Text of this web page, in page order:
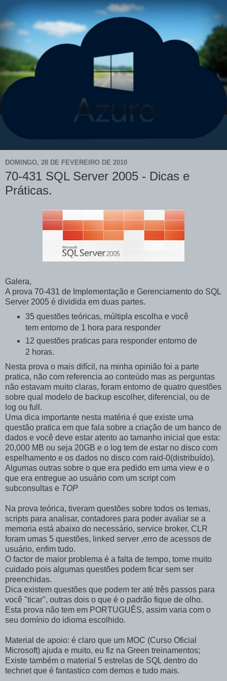
DOMINGO, 28 DE FEVEREIRO DE 2010
70-431 SQL Server 2005 - Dicas e
Práticas.
Galera,
A prova 70-431 de Implementação e Gerenciamento do SQL
Server 2005 é dividida em duas partes.
35 questões teóricas, múltipla escolha e você
tem entorno de 1 hora para responder
12 questões praticas para responder entorno de
2 horas.
Nesta prova o mais difícil, na minha opinião foi a parte
pratica, não com referencia ao conteúdo mas as perguntas
não estavam muito claras, foram entorno de quatro questões
sobre qual modelo de backup escolher, diferencial, ou de
log ou full .
Uma dica importante nesta matéria é que existe uma
questão pratica em que fala sobre a criação de um banco de
dados e você deve estar atento ao tamanho inicial que esta:
20,000 MB ou seja 20GB e o log tem de estar no disco com
espelhamento e os dados no disco com raid-0(distribuído).
Algumas outras sobre o que era pedido em uma view e o
que era entregue ao usuário com um scriptcom
subconsultas e TOP
Na prova teórica, tiveram questões sobre todos os temas,
scripts para analisar, contadores para poder avaliar se a
memoria está abaixo do necessário, service broker, CLR
foram umas 5 questões, linked server ,erro de acessos de
usuário, enfim tudo.
O factor de maior problema é a falta de tempo, tome muito
cuidado pois algumas questões podem ficar sem ser
preenchidas.
Dica existem questões que podem ter até três passos para
você "ticar", outras dois o que é o padrão fique de olho.
Esta prova não tem em PORTUGUÊS, assim varia com o
seu domínio do idioma escolhido.
Material de apoio: é claro que um MOC (Curso Oficial
Microsoft) ajuda e muito, eu fiz na Green treinamentos;
Existe também o material 5 estrelas de SQL dentro do
technetque é fantastico com demos e tudo mais.